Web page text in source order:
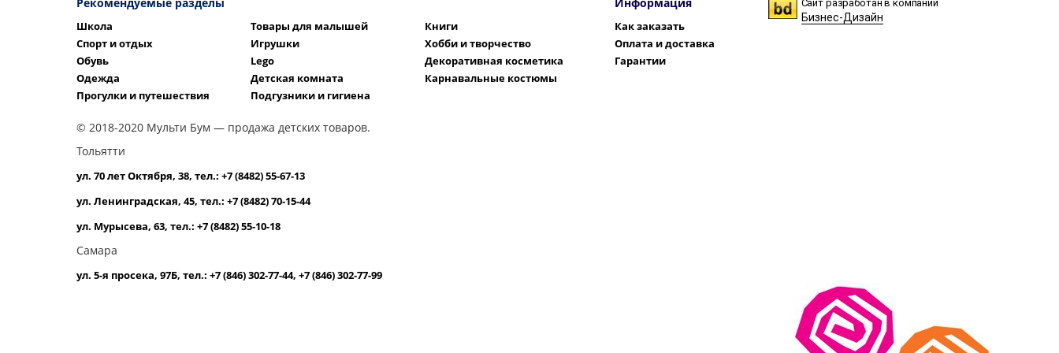
Сайт разработан в компании
Бизнес-Дизайн
Школа
Спорт и отдых
Обувь
Одежда
Прогулки и путешествия
Товары для малышей
Игрушки
Lego
Детская комната
Подгузники и гигиена
Книги
Хобби и творчество
Декоративная косметика
Карнавальные костюмы
Как заказать
Оплата и доставка
Гарантии
© 2018-2020 Мульти Бум — продажа детских товаров.
Тольятти
ул. 70 лет Октября, 38, тел.: +7 (8482) 55-67-13
ул. Ленинградская, 45, тел.: +7 (8482) 70-15-44
ул. Мурысева, 63, тел.: +7 (8482) 55-10-18
Самара
ул. 5-я просека, 97Б, тел.: +7 (846) 302-77-44, +7 (846) 302-77-99